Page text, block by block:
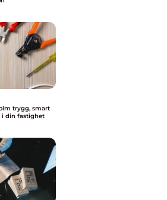
i din fastighet